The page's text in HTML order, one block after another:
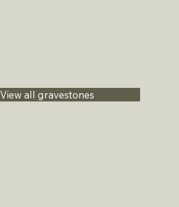
View all gravestones